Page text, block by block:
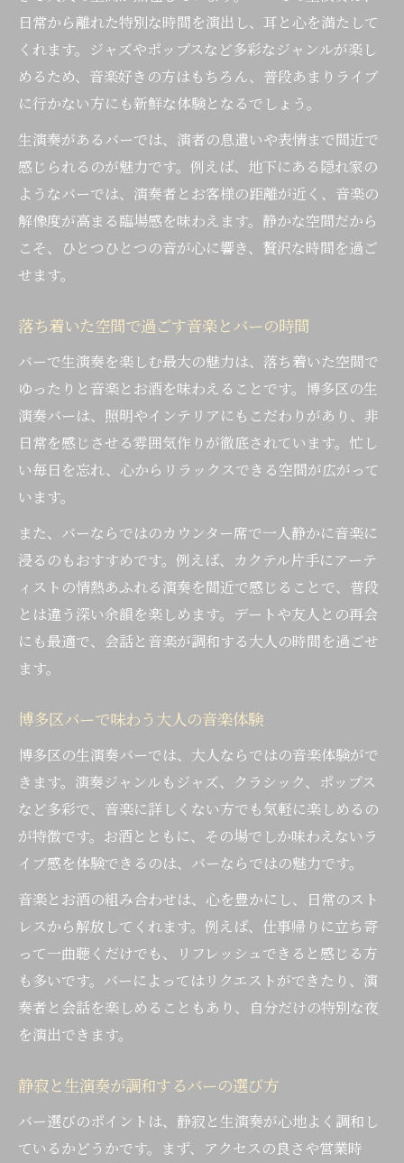
日常から離れた特別な時間を演出し、耳と心を満たして
くれます。ジャズやポップスなど多彩なジャンルが楽し
めるため、音楽好きの方はもちろん、普段あまりライブ
に行かない方にも新鮮な体験となるでしょう。
生演奏があるバーでは、演者の息遣いや表情まで間近で
感じられるのが魅力です。例えば、地下にある隠れ家の
ようなバーでは、演奏者とお客様の距離が近く、音楽の
解像度が高まる臨場感を味わえます。静かな空間だから
こそ、ひとつひとつの音が心に響き、贅沢な時間を過ご
せます。
落ち着いた空間で過ごす音楽とバーの時間
バーで生演奏を楽しむ最大の魅力は、落ち着いた空間で
ゆったりと音楽とお酒を味わえることです。博多区の生
演奏バーは、照明やインテリアにもこだわりがあり、非
日常を感じさせる雰囲気作りが徹底されています。忙し
い毎日を忘れ、心からリラックスできる空間が広がって
います。
また、バーならではのカウンター席で一人静かに音楽に
浸るのもおすすめです。例えば、カクテル片手にアーテ
ィストの情熱あふれる演奏を間近で感じることで、普段
とは違う深い余韻を楽しめます。デートや友人との再会
にも最適で、会話と音楽が調和する大人の時間を過ごせ
ます。
博多区バーで味わう大人の音楽体験
博多区の生演奏バーでは、大人ならではの音楽体験がで
きます。演奏ジャンルもジャズ、クラシック、ポップス
など多彩で、音楽に詳しくない方でも気軽に楽しめるの
が特徴です。お酒とともに、その場でしか味わえないラ
イブ感を体験できるのは、バーならではの魅力です。
音楽とお酒の組み合わせは、心を豊かにし、日常のスト
レスから解放してくれます。例えば、仕事帰りに立ち寄
って一曲聴くだけでも、リフレッシュできると感じる方
も多いです。バーによってはリクエストができたり、演
奏者と会話を楽しめることもあり、自分だけの特別な夜
を演出できます。
静寂と生演奏が調和するバーの選び方
バー選びのポイントは、静寂と生演奏が心地よく調和し
ているかどうかです。まず、アクセスの良さや営業時